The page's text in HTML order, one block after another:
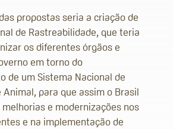
propostas seria a criação de
de Rastreabilidade, que teria
os diferentes órgãos e
em torno do
de um Sistema Nacional de
para que assim o Brasil
e modernizações nos
e na implementação de